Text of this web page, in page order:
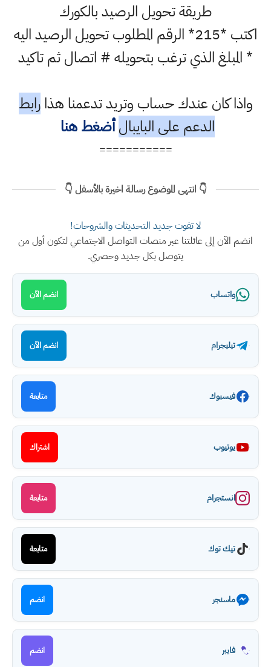
طريقة تحويل الرصيد بالكورك
اكتب *215* الرقم المطلوب تحويل الرصيد اليه
* المبلغ الذي ترغب بتحويله # اتصال ثم تاكيد
واذا كان عندك حساب وتريد تدعمنا هذارابط
الدعم على البايبال أضغط هنا
===========
👇 انتهى الموضوع رسالة اخيرة بالأسفل 👇
لا تفوت جديد التحديثات والشروحات!
انضم الآن إلى عائلتنا عبر منصات التواصل الاجتماعي لتكون أول من
يتوصل بكل جديد وحصري.
واتساب انضم الآن
تيليجرام انضم الآن
فيسبوك متابعة
يوتيوب اشتراك
انستجرام متابعة
تيك توك متابعة
ماسنجر انضم
فايبر انضم